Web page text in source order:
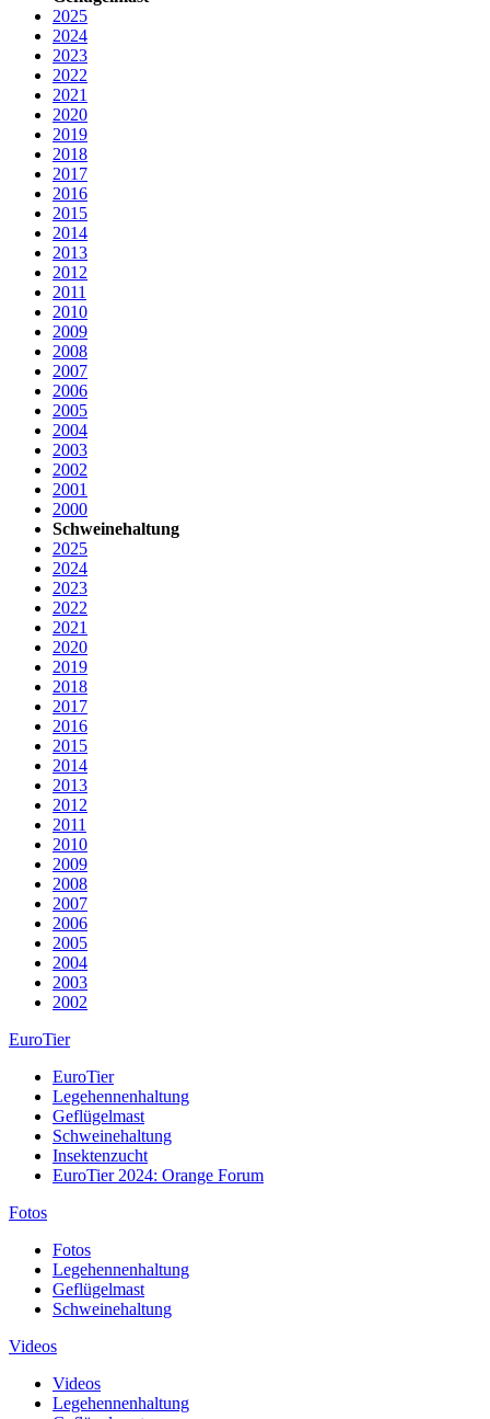
2025
2024
2023
2022
2021
2020
2019
2018
2017
2016
2015
2014
2013
2012
2011
2010
2009
2008
2007
2006
2005
2004
2003
2002
2001
2000
Schweinehaltung
2025
2024
2023
2022
2021
2020
2019
2018
2017
2016
2015
2014
2013
2012
2011
2010
2009
2008
2007
2006
2005
2004
2003
2002
EuroTier
EuroTier
Legehennenhaltung
Geflügelmast
Schweinehaltung
Insektenzucht
EuroTier 2024: Orange Forum
Fotos
Fotos
Legehennenhaltung
Geflügelmast
Schweinehaltung
Videos
Videos
Legehennenhaltung